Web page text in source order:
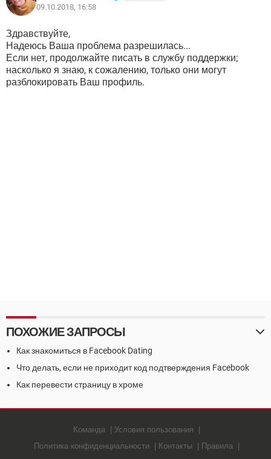
09.10.2018, 16:58
Здравствуйте,
Надеюсь Ваша проблема разрешилась...
Если нет, продолжайте писать в службу поддержки;
насколько я знаю, к сожалению, только они могут
разблокировать Ваш профиль.
ПОХОЖИЕ ЗАПРОСЫ
Как знакомиться в Facebook Dating
Что делать, если не приходит код подтверждения Facebook
Как перевести страницу в хроме
Команда
Условия пользования
Политика конфиденциальности
Контакты
Правила